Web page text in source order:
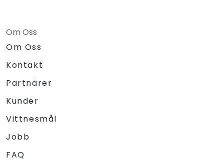
Om Oss
Om Oss
Kontakt
Partnärer
Kunder
Vittnesmål
Jobb
FAQ